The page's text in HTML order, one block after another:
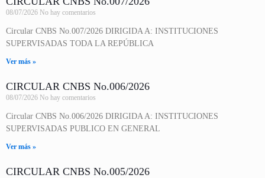
08/07/2026 No hay comentarios
Circular CNBS No.007/2026 DIRIGIDA A: INSTITUCIONES
SUPERVISADAS TODA LA REPÚBLICA
Ver más »
CIRCULAR CNBS No.006/2026
08/07/2026 No hay comentarios
Circular CNBS No.006/2026 DIRIGIDA A: INSTITUCIONES
SUPERVISADAS PUBLICO EN GENERAL
Ver más »
CIRCULAR CNBS No.005/2026